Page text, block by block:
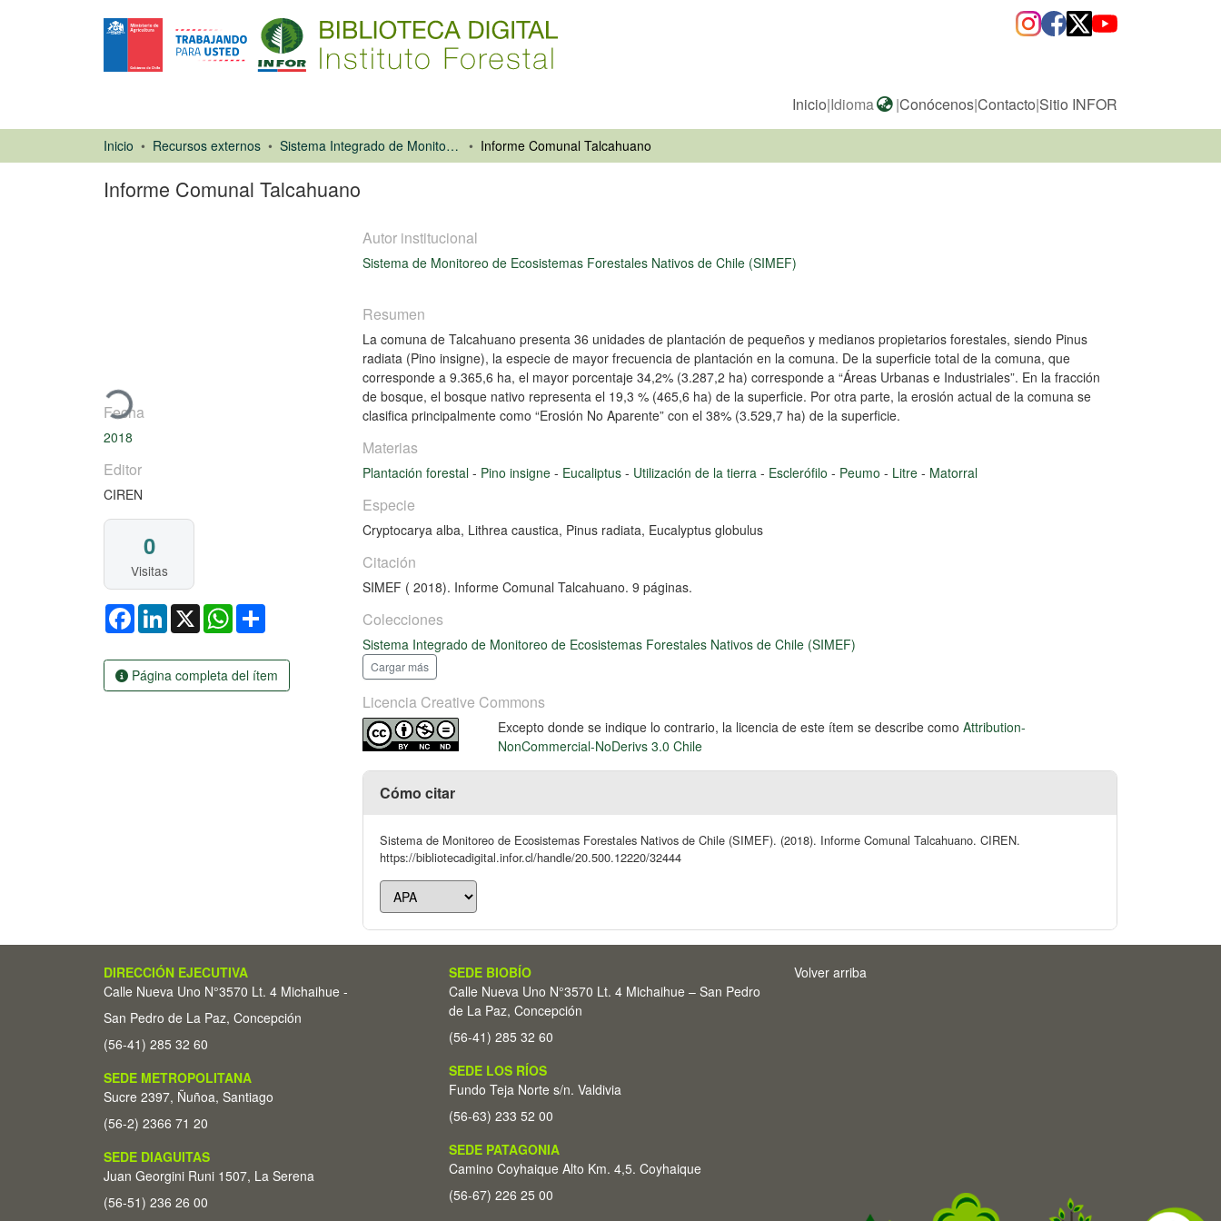
Inicio|Idioma |Conócenos|Contacto|Sitio INFOR
Inicio Recursos externos Sistema Integrado de Monitoreo de Ecosistemas Forestales Nativos de Chile (SIMEF) Informe Comunal Talcahuano
Informe Comunal Talcahuano
Cargando...
Fecha
2018
Editor
CIREN
0
Visitas
FacebookLinkedIn
X WhatsApp
Página completa del ítem
Autor institucional
Sistema de Monitoreo de Ecosistemas Forestales Nativos de Chile (SIMEF)
Resumen
La comuna de Talcahuano presenta 36 unidades de plantación de pequeños y medianos propietarios forestales, siendo Pinus
radiata (Pino insigne), la especie de mayor frecuencia de plantación en la comuna. De la superficie total de la comuna, que
corresponde a 9.365,6 ha, el mayor porcentaje 34,2% (3.287,2 ha) corresponde a “Áreas Urbanas e Industriales”. En la fracción
de bosque, el bosque nativo representa el 19,3 % (465,6 ha) de la superficie. Por otra parte, la erosión actual de la comuna se
clasifica principalmente como “Erosión No Aparente” con el 38% (3.529,7 ha) de la superficie.
Materias
Plantación forestal - Pino insigne - Eucaliptus - Utilización de la tierra - Esclerófilo - Peumo - Litre - Matorral
Especie
Cryptocarya alba, Lithrea caustica, Pinus radiata, Eucalyptus globulus
Citación
SIMEF ( 2018). Informe Comunal Talcahuano. 9 páginas.
Colecciones
Sistema Integrado de Monitoreo de Ecosistemas Forestales Nativos de Chile (SIMEF)
Cargar más
Licencia Creative Commons
Excepto donde se indique lo contrario, la licencia de este ítem se describe como Attribution-
NonCommercial-NoDerivs 3.0 Chile
Cómo citar
Sistema de Monitoreo de Ecosistemas Forestales Nativos de Chile (SIMEF). (2018). Informe Comunal Talcahuano. CIREN.
https://bibliotecadigital.infor.cl/handle/20.500.12220/32444
DIRECCIÓN EJECUTIVA
Calle Nueva Uno N°3570 Lt. 4 Michaihue -
San Pedro de La Paz, Concepción
(56-41) 285 32 60
SEDE METROPOLITANA
Sucre 2397, Ñuñoa, Santiago
(56-2) 2366 71 20
SEDE DIAGUITAS
Juan Georgini Runi 1507, La Serena
(56-51) 236 26 00
SEDE BIOBÍO
Calle Nueva Uno N°3570 Lt. 4 Michaihue – San Pedro
de La Paz, Concepción
(56-41) 285 32 60
SEDE LOS RÍOS
Fundo Teja Norte s/n. Valdivia
(56-63) 233 52 00
SEDE PATAGONIA
Camino Coyhaique Alto Km. 4,5. Coyhaique
(56-67) 226 25 00
Volver arriba